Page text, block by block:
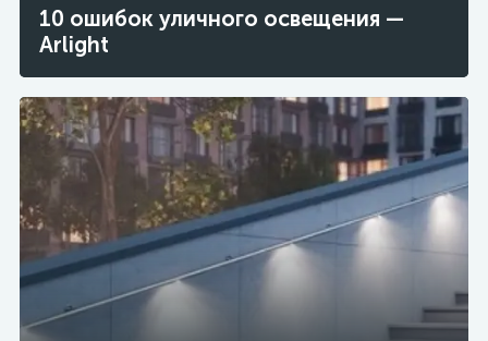
10 ошибок уличного освещения —
Arlight